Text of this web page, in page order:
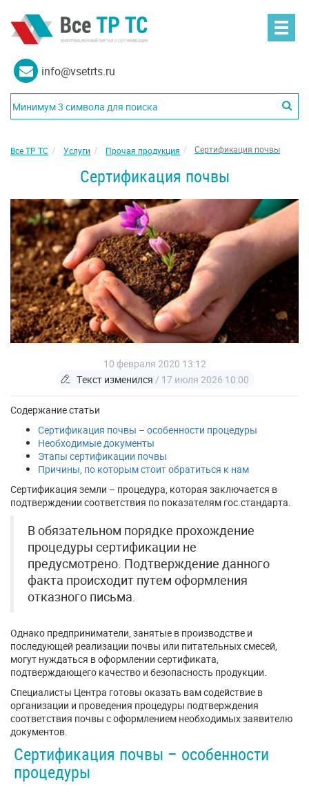
info@vsetrts.ru
Все ТР ТС Услуги Прочая продукция Сертификация почвы
Сертификация почвы
10 февраля 2020 13:12
Текст изменился / 17 июля 2026 10:00
Содержание статьи
Сертификация почвы – особенности процедуры
Необходимые документы
Этапы сертификации почвы
Причины, по которым стоит обратиться к нам
Сертификация земли – процедура, которая заключается в
подтверждении соответствия по показателям гос.стандарта.
В обязательном порядке прохождение
процедуры сертификации не
предусмотрено. Подтверждение данного
факта происходит путем оформления
отказного письма.
Однако предприниматели, занятые в производстве и
последующей реализации почвы или питательных смесей,
могут нуждаться в оформлении сертификата,
подтверждающего качество и безопасность продукции.
Специалисты Центра готовы оказать вам содействие в
организации и проведения процедуры подтверждения
соответствия почвы с оформлением необходимых заявителю
документов.
Сертификация почвы – особенности
процедуры